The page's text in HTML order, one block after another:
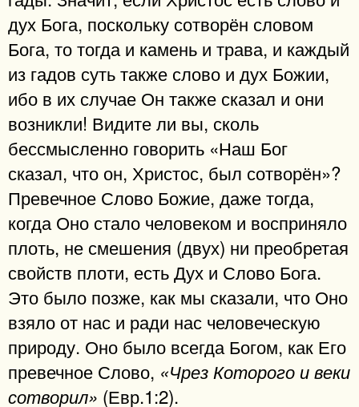
дух Бога, поскольку сотворён словом
Бога, то тогда и камень и трава, и каждый
из гадов суть также слово и дух Божии,
ибо в их случае Он также сказал и они
возникли! Видите ли вы, сколь
бессмысленно говорить «Наш Бог
сказал, что он, Христос, был сотворён»?
Превечное Слово Божие, даже тогда,
когда Оно стало человеком и восприняло
плоть, не смешения (двух) ни преобретая
свойств плоти, есть Дух и Слово Бога.
Это было позже, как мы сказали, что Оно
взяло от нас и ради нас человеческую
природу. Оно было всегда Богом, как Его
превечное Слово, «Чрез Которого и веки
сотворил» (Евр.1:2).